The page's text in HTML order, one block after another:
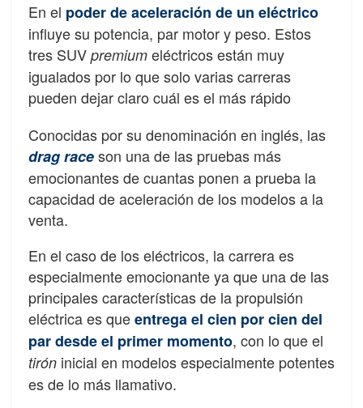
En el poder de aceleración de un eléctrico
influye su potencia, par motor y peso. Estos
tres SUV premium eléctricos están muy
igualados por lo que solo varias carreras
pueden dejar claro cuál es el más rápido
Conocidas por su denominación en inglés, las
drag raceson una de las pruebas más
emocionantes de cuantas ponen a prueba la
capacidad de aceleración de los modelos a la
venta.
En el caso de los eléctricos, la carrera es
especialmente emocionante ya que una de las
principales características de la propulsión
eléctrica es queentrega el cien por cien del
par desde el primer momento, con lo que el
tirón inicial en modelos especialmente potentes
es de lo más llamativo.